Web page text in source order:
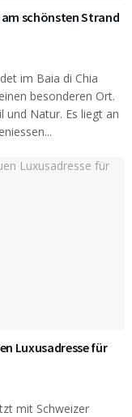
schönsten Strand
im Baia di Chia
besonderen Ort.
und Natur. Es liegt an
Luxusadresse für
mit Schweizer